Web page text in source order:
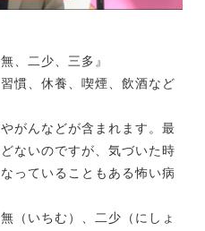
、二少、三多』
慣、休養、喫煙、飲酒など
がんなどが含まれます。最
ないのですが、気づいた時
っていることもある怖い病
（いちむ）、二少（にしょ